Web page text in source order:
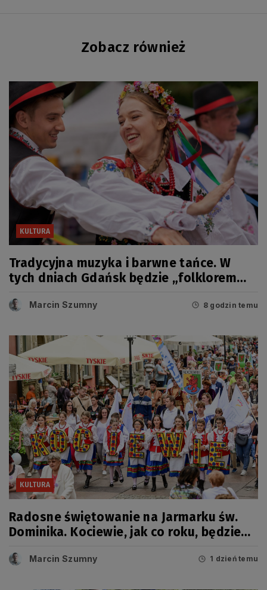
Zobacz również
KULTURA
Tradycyjna muzyka i barwne tańce. W
tych dniach Gdańsk będzie „folklorem
Marcin Szumny 8 godzin temu
KULTURA
Radosne świętowanie na Jarmarku św.
Dominika. Kociewie, jak co roku, będzie
Marcin Szumny 1 dzień temu